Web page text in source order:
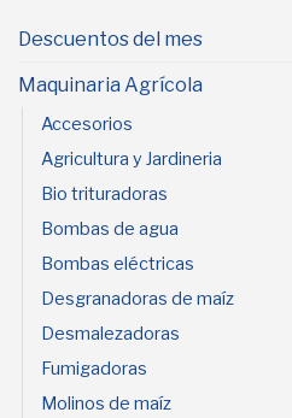
Descuentos del mes
Maquinaria Agrícola
Accesorios
Agricultura y Jardineria
Bio trituradoras
Bombas de agua
Bombas eléctricas
Desgranadoras de maíz
Desmalezadoras
Fumigadoras
Molinos de maíz